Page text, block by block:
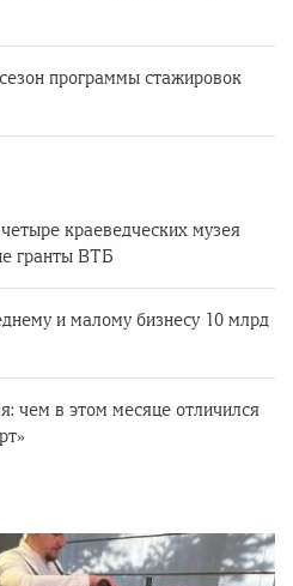
программы стажировок
краеведческих музея
гранты ВТБ
и малому бизнесу 10 млрд
чем в этом месяце отличился